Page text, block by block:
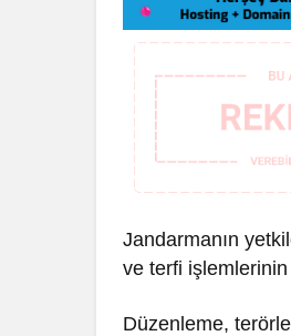
Jandarmanın
ve terfi işlemlerinin
Düzenleme,